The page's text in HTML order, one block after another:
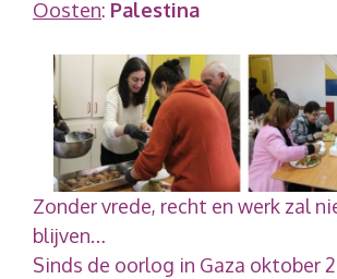
Oosten: Palestina
Zonder vrede, recht en werk zal
blijven…
Sinds de oorlog in Gaza oktober